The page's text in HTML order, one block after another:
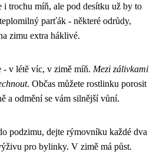
i trochu míň, ale pod desítku už by to
parťák - některé odrůdy,
zimu extra háklivé.
- v létě víc, v zimě míň. Mezi zálivkami
. Občas můžete rostlinku porosit
a odmění se vám silnější vůní.
podzimu, dejte rýmovníku každé dva
pro bylinky. V zimě má půst.